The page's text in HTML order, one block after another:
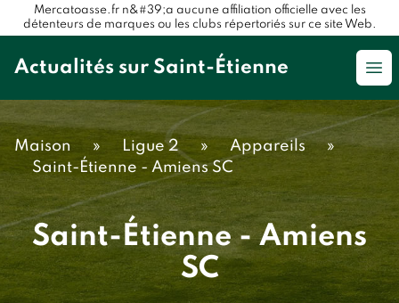
Mercatoasse.fr n&#39;a aucune affiliation officielle avec les
détenteurs de marques ou les clubs répertoriés sur ce site Web.
Actualités sur Saint-Étienne
Maison » Ligue 2 » Appareils
»
Saint-Étienne - Amiens SC
Saint-Étienne - Amiens
SC